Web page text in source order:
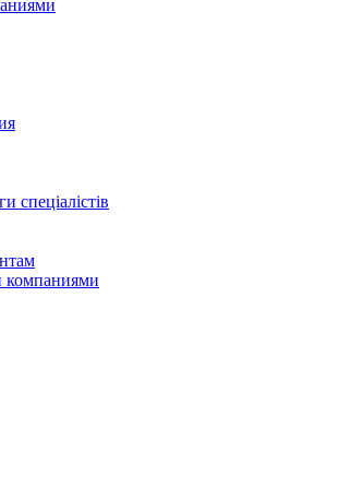
спеціалістів
компаниями